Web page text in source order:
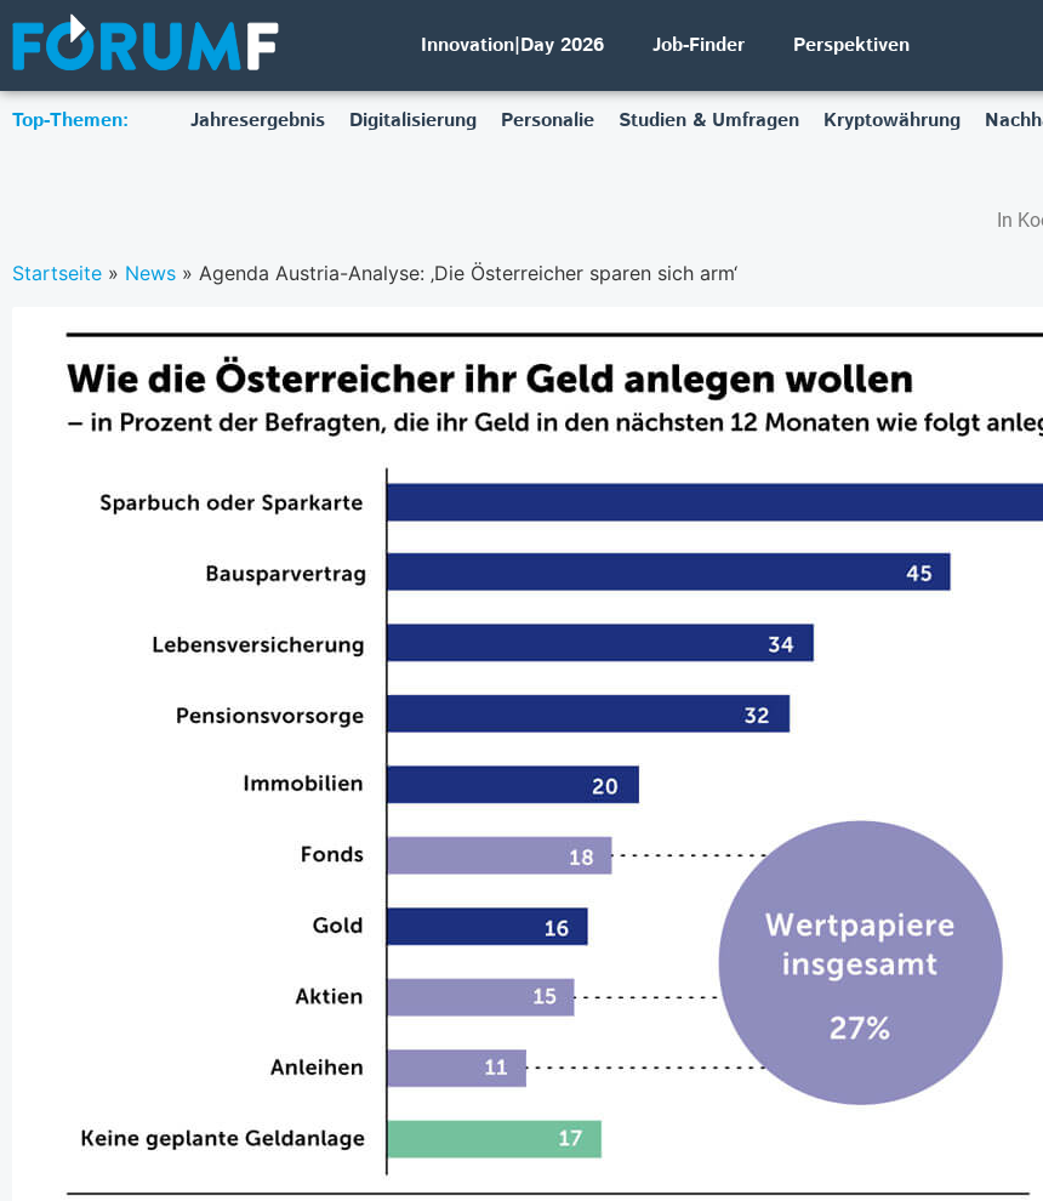
Innovation|Day 2026 Job-Finder Perspektiven
Top-Themen: Jahresergebnis Digitalisierung Personalie Studien & Umfragen Kryptowährung
In
Startseite » News » Agenda Austria-Analyse: ‚Die Österreicher sparen sich arm‘